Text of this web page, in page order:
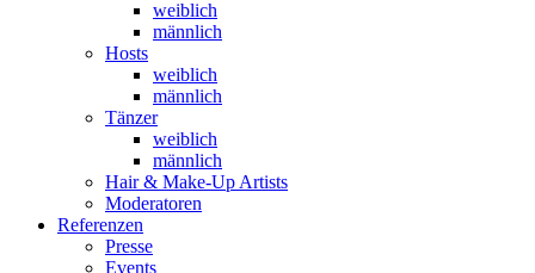
weiblich
männlich
Hosts
weiblich
männlich
Tänzer
weiblich
männlich
Hair & Make-Up Artists
Moderatoren
Referenzen
Presse
Events